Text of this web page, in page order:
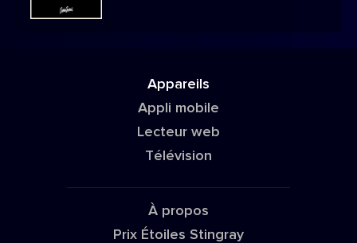
Appareils
Appli mobile
Lecteur web
Télévision
À propos
Prix Étoiles Stingray